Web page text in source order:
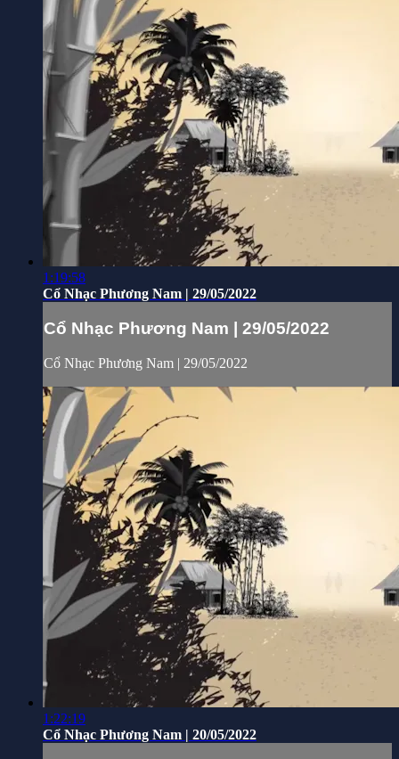
1:19:58
Cổ Nhạc Phương Nam | 29/05/2022
Cổ Nhạc Phương Nam | 29/05/2022
Cổ Nhạc Phương Nam | 29/05/2022
1:22:19
Cổ Nhạc Phương Nam | 20/05/2022